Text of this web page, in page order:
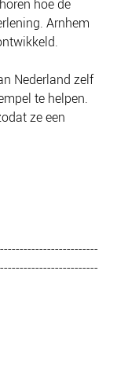
hoe de
Arnhem
Nederland zelf
te helpen.
ze een